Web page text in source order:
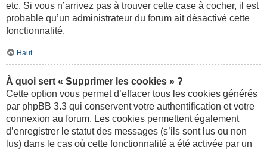
etc. Si vous n’arrivez pas à trouver cette case à cocher, il est
probable qu’un administrateur du forum ait désactivé cette
fonctionnalité.
Haut
À quoi sert « Supprimer les cookies » ?
Cette option vous permet d’effacer tous les cookies générés
par phpBB 3.3 qui conservent votre authentification et votre
connexion au forum. Les cookies permettent également
d’enregistrer le statut des messages (s’ils sont lus ou non
lus) dans le cas où cette fonctionnalité a été activée par un